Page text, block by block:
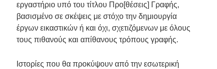
εργαστήριο υπό του τίτλου Προ[θέσεις] Γραφής,
βασισμένο σε σκέψεις με στόχο την δημιουργία
έργων εικαστικών ή και όχι, σχετιζόμενων με όλους
τους πιθανούς και απίθανους τρόπους γραφής.
Ιστορίες που θα προκύψουν από την εσωτερική